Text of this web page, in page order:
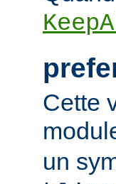
Cette
un